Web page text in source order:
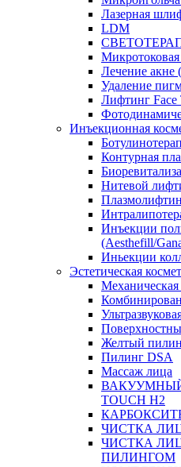
Лазерная
LDM
Микротоковая
Лечение акне
Удаление
Лифтинг Face
Инъекционная
Контурная
Нитевой
Инъекции
(Aesthefill/
Иньекции
Эстетическая
Механическая
Желтый
Пилинг DSA
Массаж лица
TOUCH H2
ЧИСТКА
ЧИСТКА
ПИЛИНГОМ